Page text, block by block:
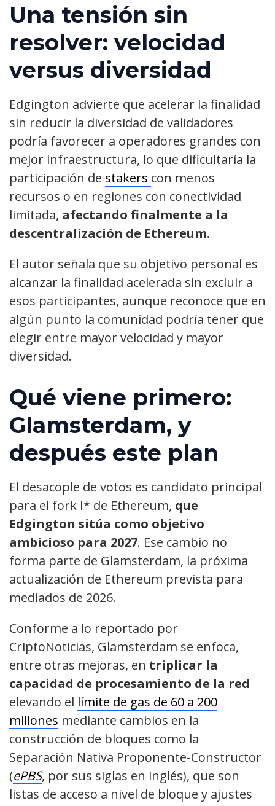
Una tensión sin
resolver: velocidad
versus diversidad
Edgington advierte que acelerar la finalidad
sin reducir la diversidad de validadores
podría favorecer a operadores grandes con
mejor infraestructura, lo que dificultaría la
participación de stakers con menos
recursos o en regiones con conectividad
limitada, afectando finalmente a la
descentralización de Ethereum.
El autor señala que su objetivo personal es
alcanzar la finalidad acelerada sin excluir a
esos participantes, aunque reconoce que en
algún punto la comunidad podría tener que
elegir entre mayor velocidad y mayor
diversidad.
Qué viene primero:
Glamsterdam, y
después este plan
El desacople de votos es candidato principal
para el fork I* de Ethereum, que
Edgington sitúa como objetivo
ambicioso para 2027. Ese cambio no
forma parte de Glamsterdam, la próxima
actualización de Ethereum prevista para
mediados de 2026.
Conforme a lo reportado por
CriptoNoticias, Glamsterdam se enfoca,
entre otras mejoras, en triplicar la
capacidad de procesamiento de la red
elevando el límite de gas de 60 a 200
millones mediante cambios en la
construcción de bloques como la
Separación Nativa Proponente-Constructor
(ePBS, por sus siglas en inglés), que son
listas de acceso a nivel de bloque y ajustes